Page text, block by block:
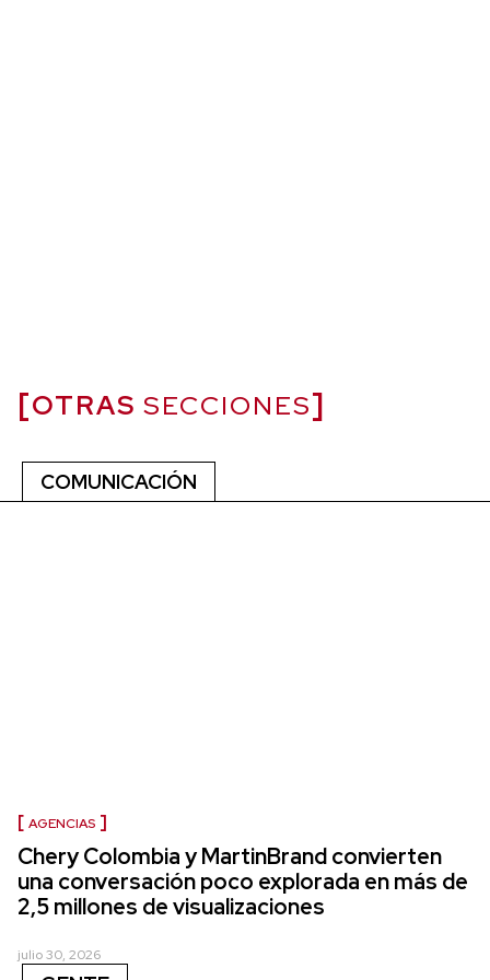
OTRAS SECCIONES
COMUNICACIÓN
AGENCIAS
Chery Colombia y MartinBrand convierten
una conversación poco explorada en más de
2,5 millones de visualizaciones
julio 30, 2026